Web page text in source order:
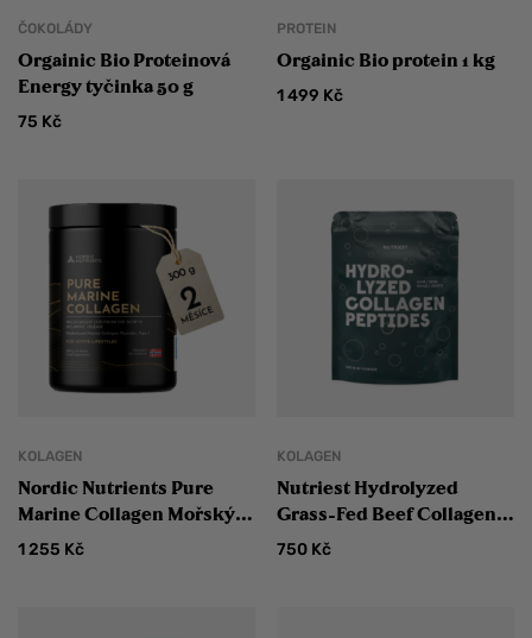
ČOKOLÁDY
Orgainic Bio Proteinová
Energy tyčinka 50 g
75 Kč
PROTEIN
Orgainic Bio protein 1 kg
1 499 Kč
KOLAGEN
Nordic Nutrients Pure
Marine Collagen Mořský
kolagen 300 g
1 255 Kč
KOLAGEN
Nutriest Hydrolyzed
Grass-Fed Beef Collagen
Peptides Grass-Fed
750 Kč